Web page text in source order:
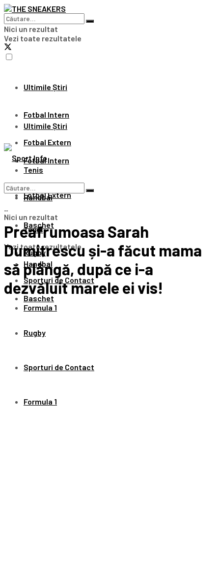
Nici un rezultat
Vezi toate rezultatele
Ultimile Știri
Fotbal Intern
Fotbal Extern
Tenis
Handbal
Baschet
Rugby
Sporturi de Contact
Formula 1
Ultimile Știri
Fotbal Intern
Fotbal Extern
Tenis
Handbal
Baschet
Rugby
Sporturi de Contact
Formula 1
Nici un rezultat
Vezi toate rezultatele
Preafrumoasa Sarah
Dumitrescu și-a făcut mama
să plângă, după ce i-a
dezvăluit marele ei vis!